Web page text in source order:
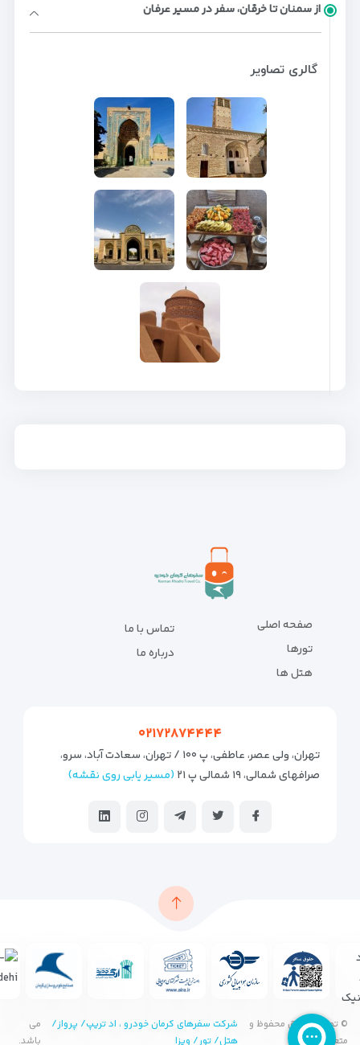
از سمنان تا خرقان، سفر در مسیر عرفان
گالری تصاویر
صفحه اصلی
تورها
هتل ها
تماس با ما
درباره ما
۰۲۱۷۲۸۷۴۴۴۴
تهران، ولی عصر، عاطفی، پ ۱۰۰ / تهران، سعادت آباد، سرو،
صرافهای شمالی، ۱۹ شمالی پ ۲۱
(مسیر یابی روی نقشه)
© تمامی حقوق محفوظ و
متعلق به
شرکت سفرهای کرمان خودرو ، اد تریپ/ پرواز/
هتل/ تور/ ویزا
می
باشد.